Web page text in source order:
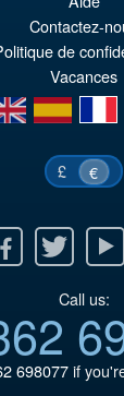
Contactez-
de
Vacances
es fr
£ €
Youtube Ebay
Call us:
698077if